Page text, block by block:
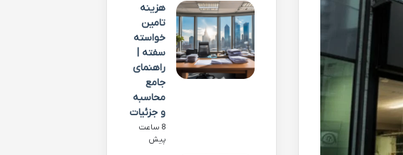
هزینه
تامین
خواسته
سفته |
راهنمای
جامع
محاسبه
و جزئیات
8 ساعت
پیش